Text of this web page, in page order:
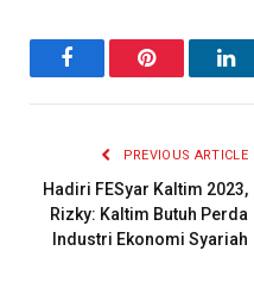
FacebookPinterest
PREVIOUS ARTICLE
Hadiri FESyar Kaltim 2023,
Rizky: Kaltim Butuh Perda
Industri Ekonomi Syariah